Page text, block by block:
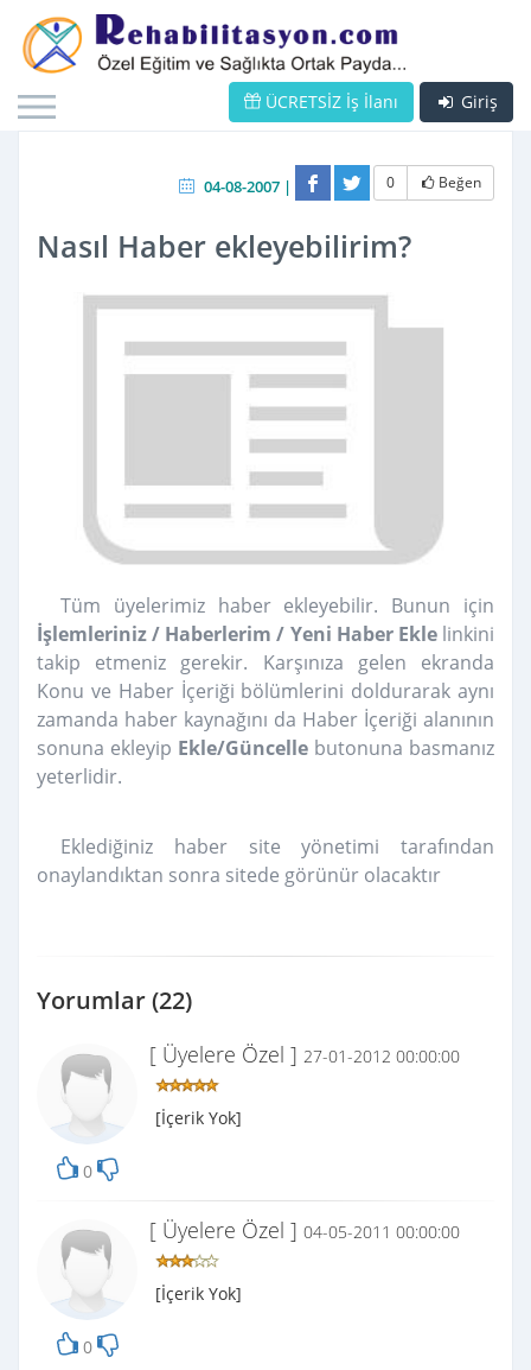
Giriş
ÜCRETSİZ İş İlanı
04-08-2007 | 0 Beğen
Nasıl Haber ekleyebilirim?
Tüm üyelerimiz haber ekleyebilir. Bunun için
İşlemleriniz / Haberlerim / Yeni Haber Eklelinkini
takip etmeniz gerekir. Karşınıza gelen ekranda
Konu ve Haber İçeriği bölümlerini doldurarak aynı
zamanda haber kaynağını da Haber İçeriği alanının
sonuna ekleyip Ekle/Güncelle butonuna basmanız
yeterlidir.
Eklediğiniz haber site yönetimi tarafından
onaylandıktan sonra sitede görünür olacaktır
Yorumlar (22)
0
[ Üyelere Özel ] 27-01-2012 00:00:00
[İçerik Yok]
0
[ Üyelere Özel ] 04-05-2011 00:00:00
[İçerik Yok]